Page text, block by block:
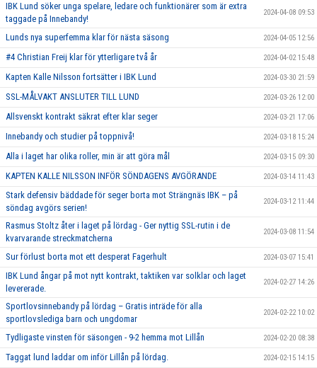
IBK Lund söker unga spelare, ledare och funktionärer som är extra
taggade på Innebandy!
2024-04-08 09:53
Lunds nya superfemma klar för nästa säsong 2024-04-05 12:56
#4 Christian Freij klar för ytterligare två år 2024-04-02 15:48
Kapten Kalle Nilsson fortsätter i IBK Lund 2024-03-30 21:59
SSL-MÅLVAKT ANSLUTER TILL LUND 2024-03-26 12:00
Allsvenskt kontrakt säkrat efter klar seger 2024-03-21 17:06
Innebandy och studier på toppnivå! 2024-03-18 15:24
Alla i laget har olika roller, min är att göra mål 2024-03-15 09:30
KAPTEN KALLE NILSSON INFÖR SÖNDAGENS AVGÖRANDE 2024-03-14 11:43
Stark defensiv bäddade för seger borta mot Strängnäs IBK – på
söndag avgörs serien!
2024-03-12 11:44
Rasmus Stoltz åter i laget på lördag - Ger nyttig SSL-rutin i de
kvarvarande streckmatcherna
2024-03-08 11:54
Sur förlust borta mot ett desperat Fagerhult 2024-03-07 15:41
IBK Lund ångar på mot nytt kontrakt, taktiken var solklar och laget
levererade.
2024-02-27 14:26
Sportlovsinnebandy på lördag – Gratis inträde för alla
sportlovslediga barn och ungdomar
2024-02-22 10:02
Tydligaste vinsten för säsongen - 9-2 hemma mot Lillån 2024-02-20 08:38
Taggat lund laddar om inför Lillån på lördag. 2024-02-15 14:15